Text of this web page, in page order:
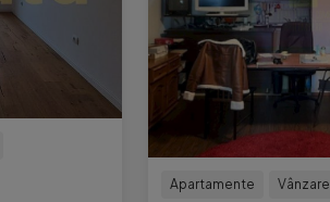
Apartamente Vânzare